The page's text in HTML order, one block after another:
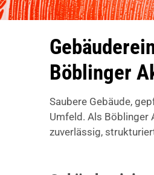
Böblinger
Saubere Gebäude,
Umfeld. Als Böblinger
zuverlässig,